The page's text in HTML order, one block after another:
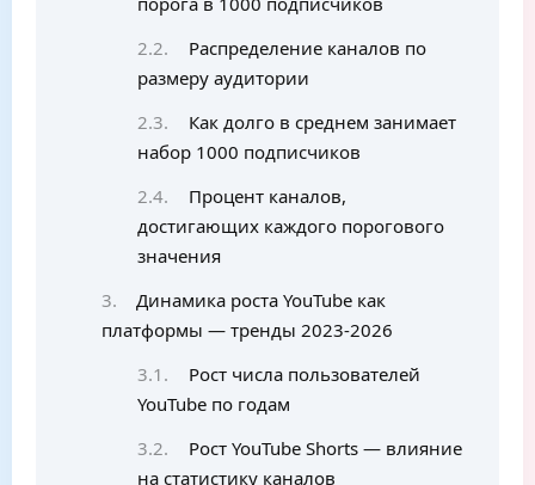
Распределение каналов по
размеру аудитории
Как долго в среднем занимает
набор 1000 подписчиков
Процент каналов,
достигающих каждого порогового
значения
Динамика роста YouTube как
платформы — тренды 2023-2026
Рост числа пользователей
YouTube по годам
Рост YouTube Shorts — влияние
на статистику каналов